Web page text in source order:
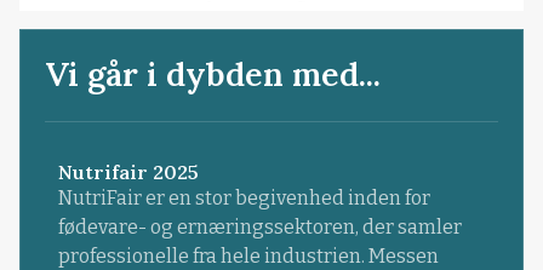
Vi går i dybden med...
Nutrifair 2025
NutriFair er en stor begivenhed inden for
fødevare- og ernæringssektoren, der samler
professionelle fra hele industrien. Messen